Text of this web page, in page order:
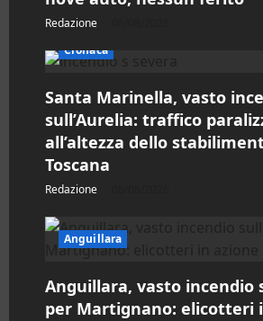
t
i
c
o
l
o
Redazione
Cronaca
Santa Marinella, vasto
sull’Aurelia: traffico
all’altezza dello
Toscana
Redazione
Anguillara
Anguillara, vasto incendio
per Martignano: elicotteri